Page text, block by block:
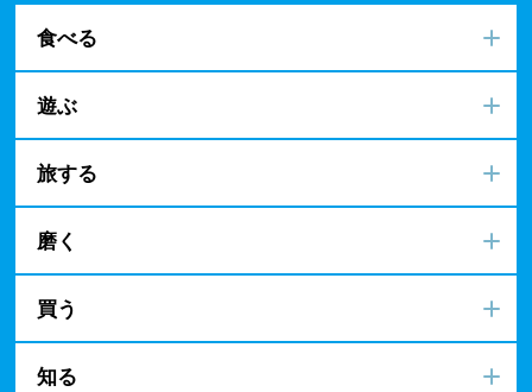
食べる
遊ぶ
旅する
磨く
買う
知る